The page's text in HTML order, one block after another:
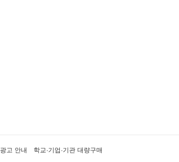
광고 안내 학교·기업·기관 대량구매